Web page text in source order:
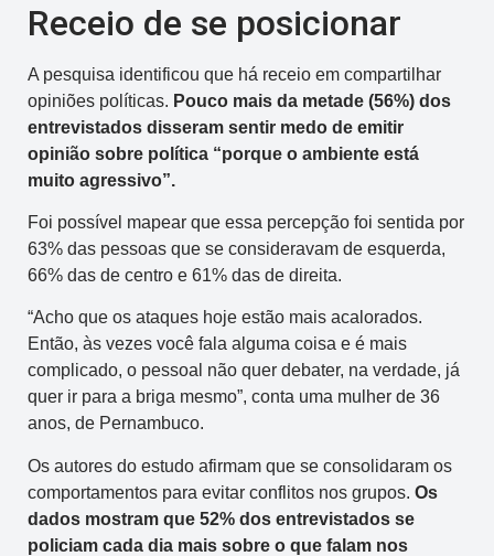
Receio de se posicionar
A pesquisa identificou que há receio em compartilhar
opiniões políticas. Pouco mais da metade (56%) dos
entrevistados disseram sentir medo de emitir
opinião sobre política “porque o ambiente está
muito agressivo”.
Foi possível mapear que essa percepção foi sentida por
63% das pessoas que se consideravam de esquerda,
66% das de centro e 61% das de direita.
“Acho que os ataques hoje estão mais acalorados.
Então, às vezes você fala alguma coisa e é mais
complicado, o pessoal não quer debater, na verdade, já
quer ir para a briga mesmo”, conta uma mulher de 36
anos, de Pernambuco.
Os autores do estudo afirmam que se consolidaram os
comportamentos para evitar conflitos nos grupos. Os
dados mostram que 52% dos entrevistados se
policiam cada dia mais sobre o que falam nos